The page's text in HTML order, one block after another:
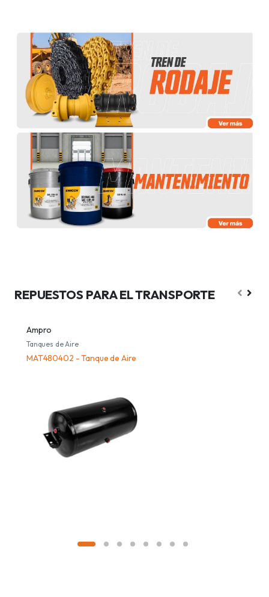
REPUESTOS PARA EL TRANSPORTE
Ampro
Tanques de Aire
MAT480402 - Tanque de Aire